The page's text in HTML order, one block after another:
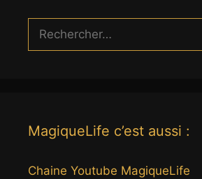
Rechercher :
MagiqueLife c’est aussi :
Chaine Youtube MagiqueLife